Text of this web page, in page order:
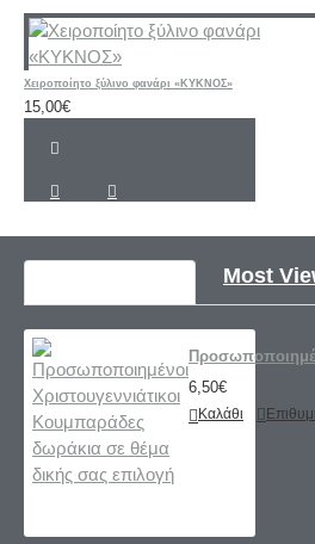
Χειροποίητο ξύλινο φανάρι «ΚΥΚΝΟΣ»
15,00€
Most
6,50€
Καλάθι